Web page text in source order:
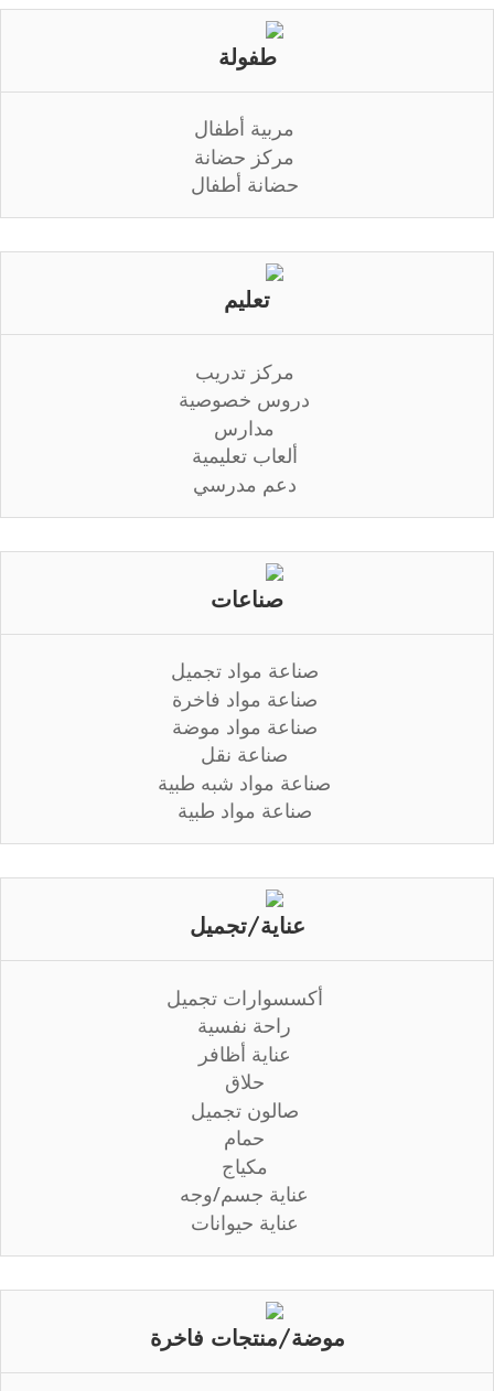
طفولة
مربية أطفال
مركز حضانة
حضانة أطفال
تعليم
مركز تدريب
دروس خصوصية
مدارس
ألعاب تعليمية
دعم مدرسي
صناعات
صناعة مواد تجميل
صناعة مواد فاخرة
صناعة مواد موضة
صناعة نقل
صناعة مواد شبه طبية
صناعة مواد طبية
عناية/تجميل
أكسسوارات تجميل
راحة نفسية
عناية أظافر
حلاق
صالون تجميل
حمام
مكياج
عناية جسم/وجه
عناية حيوانات
موضة/منتجات فاخرة